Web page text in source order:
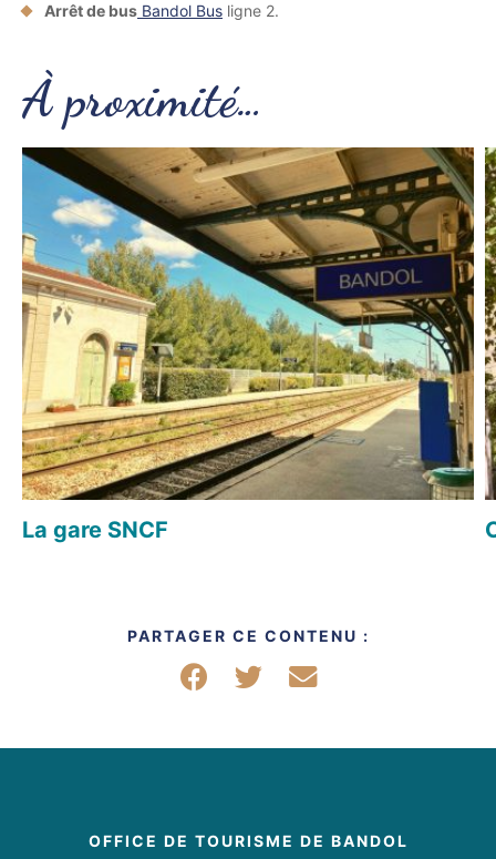
Arrêt de bus Bandol Bus ligne 2.
À proximité…
La gare SNCF
PARTAGER CE CONTENU :
Partager sur Facebook
Partager sur Twitter
Partager par mail
OFFICE DE TOURISME DE BANDOL